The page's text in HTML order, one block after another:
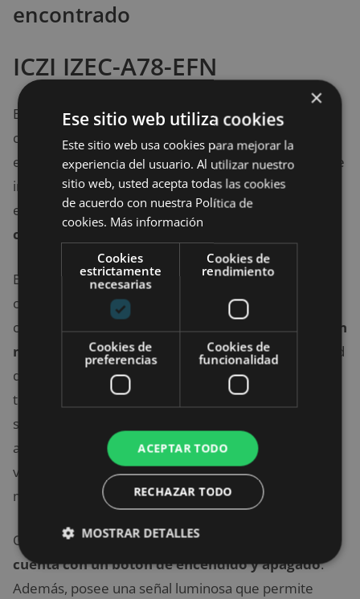
encontrado
ICZI IZEC-A78-EFN
Este hubse destaca por su increíble relación entre
calidad y precio. Es un modelo de alimentación
externa que trabaja con electricidad, razón por la que
incorpora múltiples puertos en su carcasa. Sin
embargo, solo será necesario conectarlo
conecten más de cuatro puertos paralelamente
Es la opción ideal para quienes son muy exigentes
con respecto a la cantidad de puertos que necesitan
conectar, ya que ofrece la posibilidad deconectar un
máximo de siete dispositivos vía USB. Su velocidad
de transferencia de archivos está respaldada por la
tecnología 3.0, así que en este aspecto podrá
satisfacer hasta a los usuarios más exigentes. De
acuerdo al fabricante, es capaz de permitir
velocidades de transferencia de hasta 640
megabytes por segundo.
Otro añadido simple, pero interesante, es que
cuenta con un botón de encendido y apagado.
Además, posee una señal luminosa que permite
×
Ese sitio web utiliza cookies
Este sitio web usa cookies para mejorar la
experiencia del usuario. Al utilizar nuestro
sitio web, usted acepta todas las cookies
de acuerdo con nuestra Política de
cookies. Más información
Cookies
estrictamente
necesarias
Cookies de
rendimiento
Cookies de
preferencias
Cookies de
funcionalidad
ACEPTAR TODO
RECHAZAR TODO
MOSTRAR DETALLES